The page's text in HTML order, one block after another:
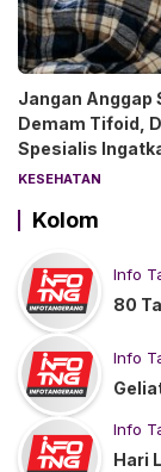
Jangan Anggap
Demam Tifoid,
Spesialis
Kebocoran Usus
KESEHATAN
Kolom
Info
80
Info
Info
Hari